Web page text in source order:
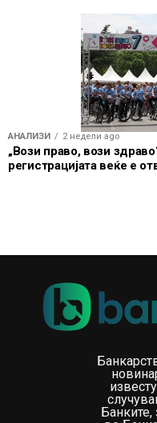
АНАЛИЗИ 2 недели ago
„Вози право, вози
регистрацијата веќе е